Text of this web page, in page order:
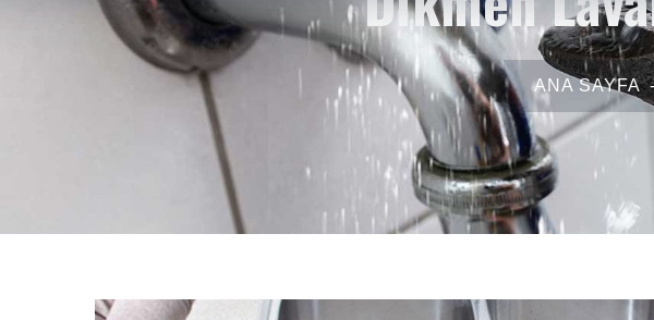
ANA SAYFA